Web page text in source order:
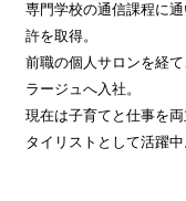
専門学校の通信課程に
許を取得。
前職の個人サロンを経
ラージュへ入社。
現在は子育てと仕事を
タイリストとして活躍中